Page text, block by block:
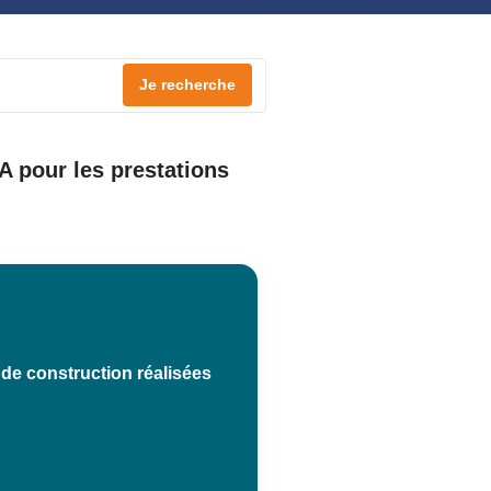
Je recherche
pour les prestations
construction réalisées